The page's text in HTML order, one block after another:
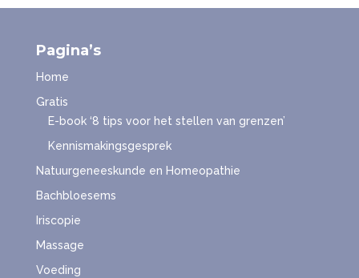
Pagina’s
Home
Gratis
E-book ‘8 tips voor het stellen van grenzen’
Kennismakingsgesprek
Natuurgeneeskunde en Homeopathie
Bachbloesems
Iriscopie
Massage
Voeding